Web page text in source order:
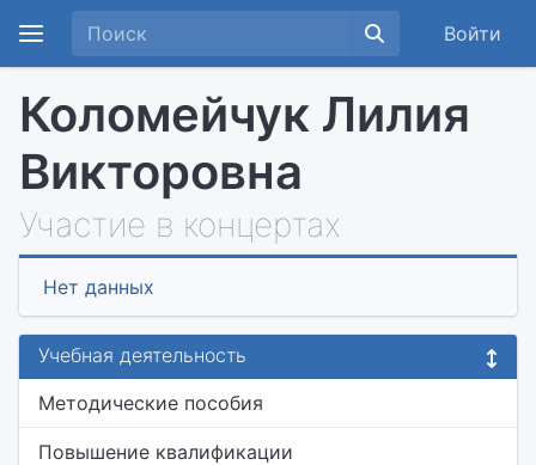
Войти
Коломейчук Лилия
Викторовна
Участие в концертах
Нет данных
Учебная деятельность
Методические пособия
Повышение квалификации